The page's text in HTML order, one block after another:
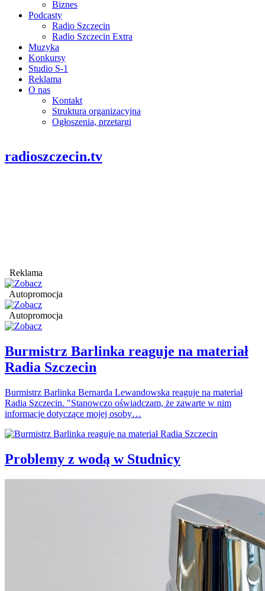
Biznes
Podcasty
Radio Szczecin
Radio Szczecin Extra
Muzyka
Konkursy
Studio S-1
Reklama
O nas
Kontakt
Struktura organizacyjna
Ogłoszenia, przetargi
radioszczecin.tv
Reklama
Autopromocja
Autopromocja
Burmistrz Barlinka reaguje na materiał
Radia Szczecin
Burmistrz Barlinka Bernarda Lewandowska reaguje na materiał
Radia Szczecin. "Stanowczo oświadczam, że zawarte w nim
informacje dotyczące mojej osoby…
Problemy z wodą w Studnicy